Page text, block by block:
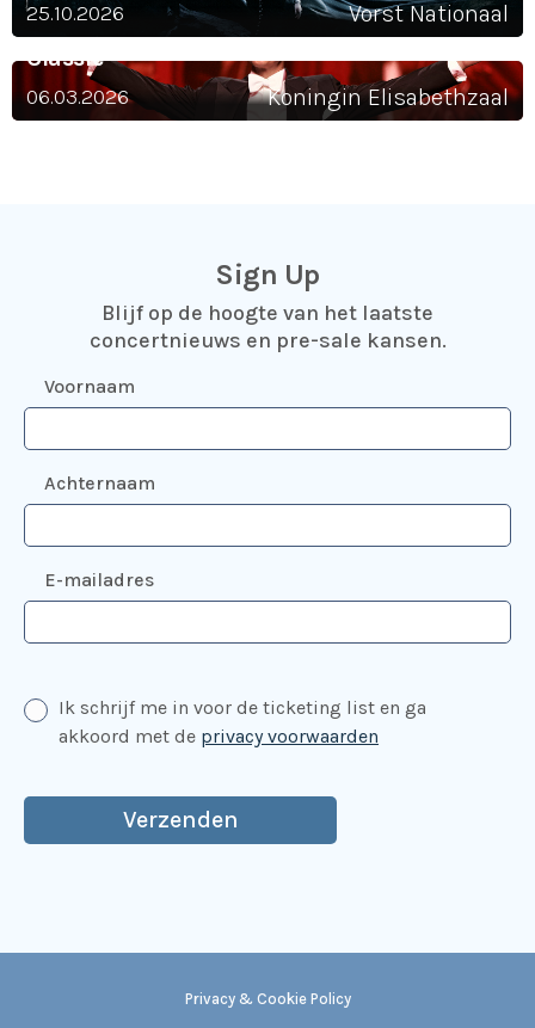
25.10.2026 Vorst Nationaal
Helmut Lotti Goes
Classic
06.03.2026 Koningin Elisabethzaal
Sign Up
Blijf op de hoogte van het laatste
concertnieuws en pre-sale kansen.
Voornaam
Achternaam
E-mailadres
Ik schrijf me in voor de ticketing list en ga
akkoord met de privacy voorwaarden
Privacy & Cookie Policy